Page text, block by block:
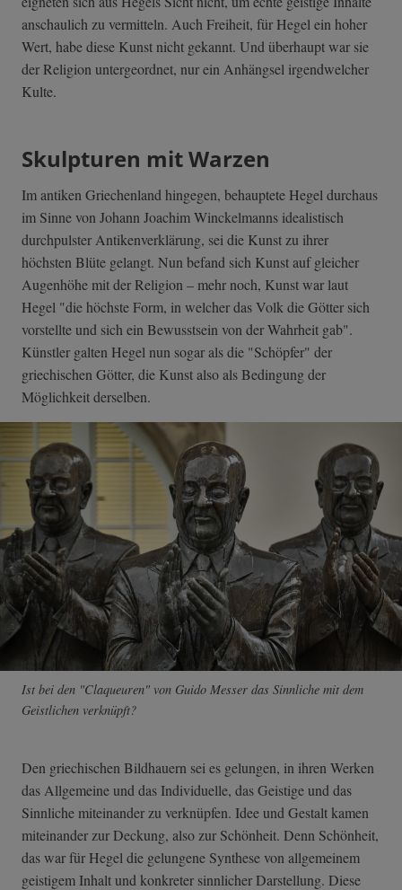
anschaulich zu vermitteln. Auch Freiheit, für Hegel ein hoher
Wert, habe diese Kunst nicht gekannt. Und überhaupt war sie
der Religion untergeordnet, nur ein Anhängsel irgendwelcher
Kulte.
Skulpturen mit Warzen
Im antiken Griechenland hingegen, behauptete Hegel durchaus
im Sinne von Johann Joachim Winckelmanns idealistisch
durchpulster Antikenverklärung, sei die Kunst zu ihrer
höchsten Blüte gelangt. Nun befand sich Kunst auf gleicher
Augenhöhe mit der Religion – mehr noch, Kunst war laut
Hegel "die höchste Form, in welcher das Volk die Götter sich
vorstellte und sich ein Bewusstsein von der Wahrheit gab".
Künstler galten Hegel nun sogar als die "Schöpfer" der
griechischen Götter, die Kunst also als Bedingung der
Möglichkeit derselben.
Ist bei den "Claqueuren" von Guido Messer das Sinnliche mit dem
Geistlichen verknüpft?
Den griechischen Bildhauern sei es gelungen, in ihren Werken
das Allgemeine und das Individuelle, das Geistige und das
Sinnliche miteinander zu verknüpfen. Idee und Gestalt kamen
miteinander zur Deckung, also zur Schönheit. Denn Schönheit,
das war für Hegel die gelungene Synthese von allgemeinem
geistigem Inhalt und konkreter sinnlicher Darstellung. Diese